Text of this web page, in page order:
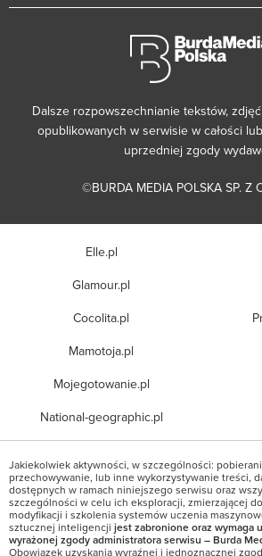
Dalsze rozpowszechnianie tekstów,
opublikowanych w serwisie w całości
uprzedniej zgody
©BURDA MEDIA POLSKA SP. Z
Elle.pl
Glamour.pl
Cocolita.pl
Mamotoja.pl
Mojegotowanie.pl
National-geographic.pl
Jakiekolwiek aktywności, w szczególności:
przechowywanie, lub inne wykorzystywanie treści,
dostępnych w ramach niniejszego serwisu oraz
szczególności w celu ich eksploracji, zmierzającej
modyfikacji i szkolenia systemów uczenia
sztucznej inteligencji jest zabronione oraz wymaga
wyrażonej zgody administratora serwisu – Burda
Obowiązek uzyskania wyraźnej i jednoznacznej